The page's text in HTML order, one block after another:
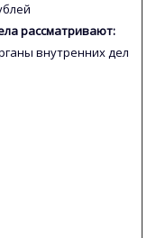
рассматривают:
внутренних дел